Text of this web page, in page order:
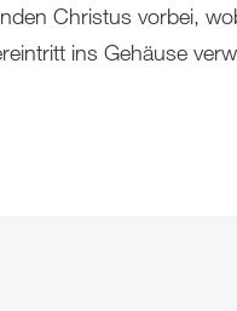
Christus vorbei,
ins Gehäuse